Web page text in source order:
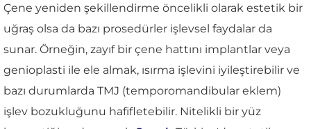
Çene yeniden şekillendirme öncelikli olarak estetik bir
uğraş olsa da bazı prosedürler işlevsel faydalar da
sunar. Örneğin, zayıf bir çene hattını implantlar veya
genioplasti ile ele almak, ısırma işlevini iyileştirebilir ve
bazı durumlarda TMJ (temporomandibular eklem)
işlev bozukluğunu hafifletebilir. Nitelikli bir yüz